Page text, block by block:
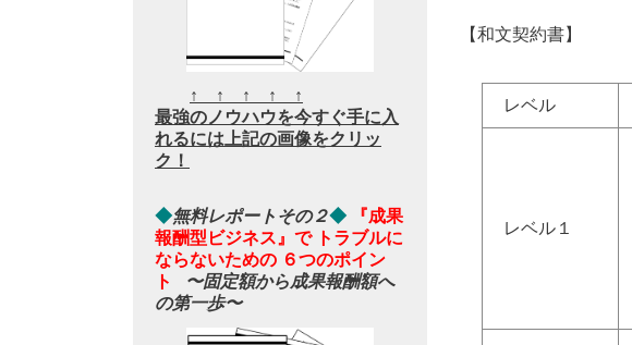
【和文契約書】
レベル
レベル１
↑ ↑ ↑ ↑ ↑
最強のノウハウを今すぐ手に入
れるには上記の画像をクリッ
ク！
◆無料レポートその２◆
『成果
報酬型ビジネス』で トラブルに
ならないための ６つのポイン
ト
〜固定額から成果報酬額へ
の第一歩〜